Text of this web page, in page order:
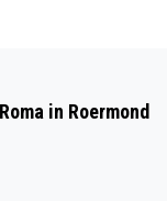
in Roermond